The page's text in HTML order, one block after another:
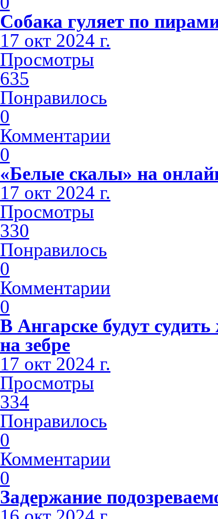
Собака гуляет по
17 окт 2024 г.
Просмотры
635
Понравилось
0
Комментарии
0
«Белые скалы» на
17 окт 2024 г.
Просмотры
330
Понравилось
0
Комментарии
0
В Ангарске будут
на зебре
17 окт 2024 г.
Просмотры
334
Понравилось
0
Комментарии
0
Задержание